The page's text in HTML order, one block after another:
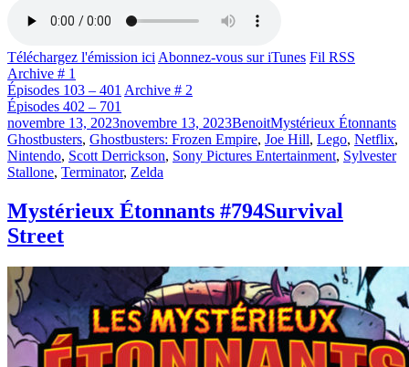
Téléchargez l'émission ici Abonnez-vous sur iTunes Fil RSS
Archive # 1
Épisodes 103 – 401 Archive # 2
Épisodes 402 – 701
Publié
le
novembre 13, 2023novembre 13, 2023BenoitCatégories
Mystérieux Étonnants
Ghostbusters, Ghostbusters: Frozen Empire, Joe Hill, Lego, Netflix,
Nintendo, Scott Derrickson, Sony Pictures Entertainment, Sylvester
Stallone, Terminator, Zelda
Mystérieux Étonnants #794Survival
Street